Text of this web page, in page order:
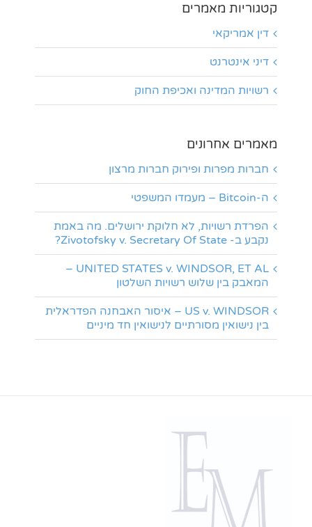
קטגוריות מאמרים
דין אמריקאי
דיני אינטרנט
רשויות המדינה ואכיפת החוק
מאמרים אחרונים
חברות מפרות ופירוק חברות מרצון
ה-Bitcoin – מעמדו המשפטי
הפרדת רשויות, לא חלוקת ירושלים. מה באמת
נקבע ב- Zivotofsky v. Secretary Of State?
UNITED STATES v. WINDSOR, ET AL –
המאבק בין שלוש רשויות השלטון
US v. WINDSOR – איסור האבחנה הפדראלית
בין נישואין מסורתיים לנישואין חד מיניים